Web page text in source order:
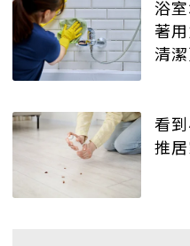
浴
著
清
看
推